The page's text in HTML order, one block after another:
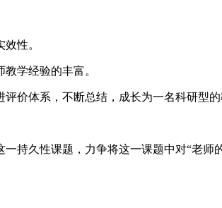
性。
学经验的丰富。
价体系，不断总结，成长为一名科研型的
持久性课题，力争将这一课题中对“老师